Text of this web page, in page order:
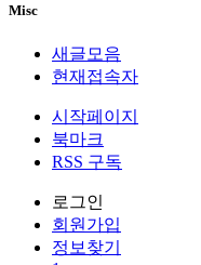
Misc
새글모음
현재접속자
시작페이지
북마크
RSS 구독
로그인
회원 가입
정보찾기